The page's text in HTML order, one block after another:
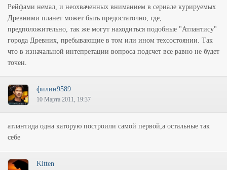
Рейфами немал, и неохваченных вниманием в сериале курируемых
Древними планет может быть предостаточно, где,
предположительно, так же могут находиться подобные "Атлантису"
города Древних, пребывающие в том или ином техсостоянии. Так
что в изначальной интепретации вопроса подсчет все равно не будет
точен.
филин9589
10 Марта 2011, 19:37
атлантида одна каторую построили самой первой,а остальные так
себе
Kitten